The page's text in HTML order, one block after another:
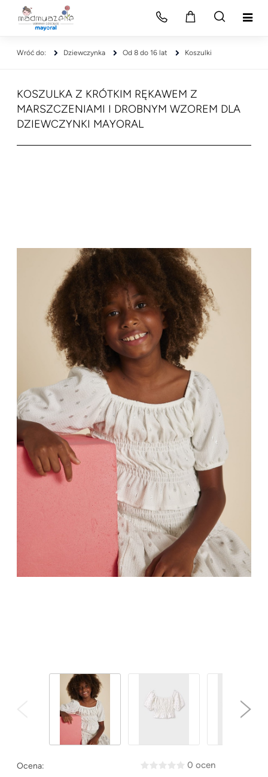
Dziewczynka Od 8 do 16 lat Koszulki
KOSZULKA Z KRÓTKIM RĘKAWEM Z
MARSZCZENIAMI I DROBNYM WZOREM DLA
DZIEWCZYNKI MAYORAL
Ocena: 0 ocen